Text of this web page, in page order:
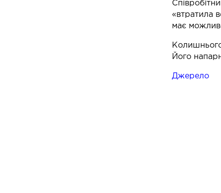
«втратила
має
Його
Джерело